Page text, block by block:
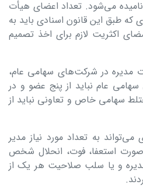
می‌شود. تعداد اعضای هیأت
که طبق این قانون اسنادی باید به
اکثریت لازم برای اخذ تصمیم
هیأت ‌مدیره در شرکت‌های سهامی عام،
عام نباید از پنج عضو و در
سهامی ‌خاص و تعاونی نباید از
می‌تواند به تعداد مورد نیاز مدیر
صورت استعفا، فوت، انحلال شخص
و یا سلب صلاحیت هر یک از